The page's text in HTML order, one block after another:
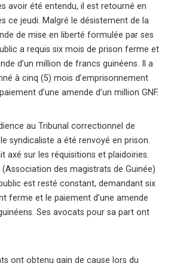
avoir été entendu, il est retourné en
ce jeudi. Malgré le désistement de la
de mise en liberté formulée par ses
a requis six mois de prison ferme et
d’un million de francs guinéens. Il a
à cinq (5) mois d’emprisonnement
d’une amende d’un million GNF.
au Tribunal correctionnel de
syndicaliste a été renvoyé en prison.
axé sur les réquisitions et plaidoiries.
des magistrats de Guinée)
est resté constant, demandant six
ferme et le paiement d’une amende
Ses avocats pour sa part ont
ont obtenu gain de cause lors du